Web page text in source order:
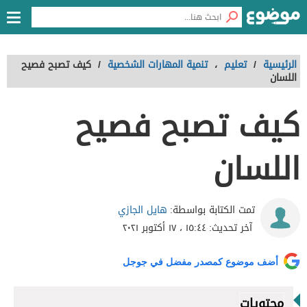
الرئيسية / تعليم ، تنمية المهارات الشخصية / كيف تصبح فصيح
اللسان
كيف تصبح فصيح
اللسان
تمت الكتابة بواسطة: هايل الجازي
آخر تحديث:١٥:٤٤ ، ١٧ أكتوبر ٢٠٢١
أضف موضوع كمصدر مفضل في جوجل